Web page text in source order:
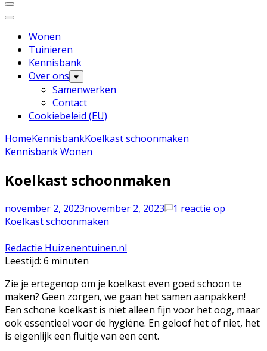
Huizen en Tuinen
Inspiratie voor wonen en tuinieren
Wonen
Tuinieren
Kennisbank
Over ons
Samenwerken
Contact
Cookiebeleid (EU)
HomeKennisbankKoelkast schoonmaken
KennisbankWonen
Koelkast schoonmaken
november 2, 2023november 2, 2023 1 reactie op
Koelkast schoonmaken
Redactie Huizenentuinen.nl
Leestijd: 6 minuten
Zie je ertegenop om je koelkast even goed schoon te
maken? Geen zorgen, we gaan het samen aanpakken!
Een schone koelkast is niet alleen fijn voor het oog, maar
ook essentieel voor de hygiëne. En geloof het of niet, het
is eigenlijk een fluitje van een cent.